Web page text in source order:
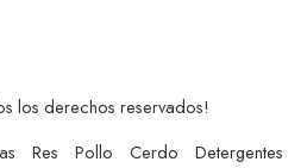
los derechos reservados!
Res Pollo Cerdo Detergentes